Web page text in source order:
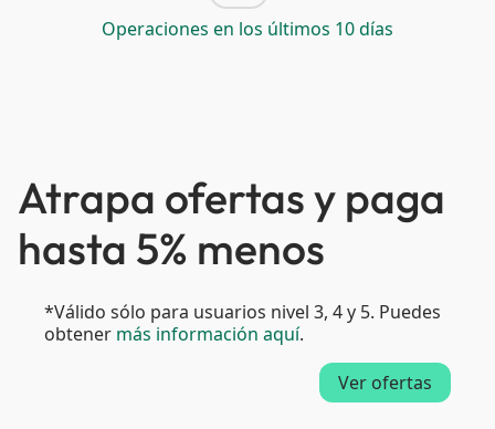
Operaciones en los últimos 10 días
Atrapa ofertas y paga
hasta 5% menos
*Válido sólo para usuarios nivel 3, 4 y 5. Puedes
obtener más información aquí.
Ver ofertas